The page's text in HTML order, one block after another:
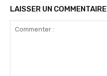
LAISSER UN COMMENTAIRE